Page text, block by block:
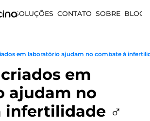
SOLUÇÕES CONTATO SOBRE BLOG
em laboratório ajudam no combate à
em
ajudam no
infertilidade ♂️